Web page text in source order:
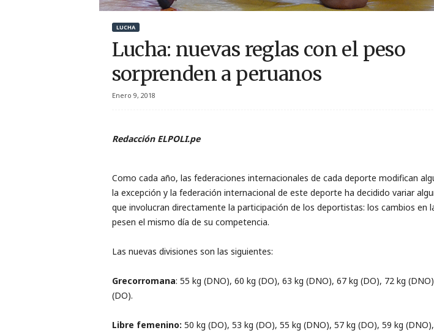
r
LUCHA
Lucha: nuevas reglas con el peso
sorprenden a peruanos
Enero 9, 2018
Redacción ELPOLI.pe
Como cada año, las federaciones internacionales de cada deporte modifican
la excepción y la federación internacional de este deporte ​ha decidido ​variar
que involucran directamente la participación de los deportistas: ​​los cambios en
pesen el mismo día de su competencia.
Las nuevas divisiones son las siguientes:
Grecorromana: 55 kg​ (DNO), 60 kg​ (DO), 63 kg​ (DNO), 67 kg​ (DO), 72 kg
(DO).
Libre femenino: 50 kg (DO), 53 kg (DO), 55 kg (DNO), 57 kg (DO), 59 kg